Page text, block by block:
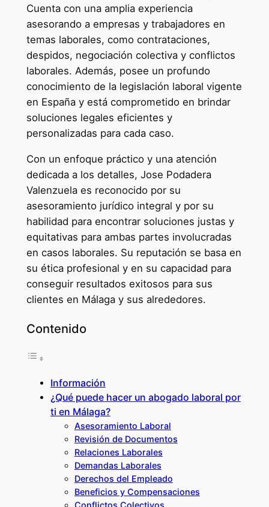
Cuenta con una amplia experiencia
asesorando a empresas y trabajadores en
temas laborales, como contrataciones,
despidos, negociación colectiva y conflictos
laborales. Además, posee un profundo
conocimiento de la legislación laboral vigente
en España y está comprometido en brindar
soluciones legales eficientes y
personalizadas para cada caso.
Con un enfoque práctico y una atención
dedicada a los detalles, Jose Podadera
Valenzuela es reconocido por su
asesoramiento jurídico integral y por su
habilidad para encontrar soluciones justas y
equitativas para ambas partes involucradas
en casos laborales. Su reputación se basa en
su ética profesional y en su capacidad para
conseguir resultados exitosos para sus
clientes en Málaga y sus alrededores.
Contenido
Información
¿Qué puede hacer un abogado laboral por
ti en Málaga?
Asesoramiento Laboral
Revisión de Documentos
Relaciones Laborales
Demandas Laborales
Derechos del Empleado
Beneficios y Compensaciones
Conflictos Colectivos